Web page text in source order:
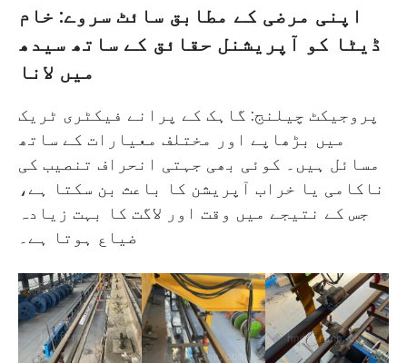
اپنی مرضی کے مطابق سائٹ سروے: خام
ڈیٹا کو آپریشنل حقائق کے ساتھ سیدھ
میں لانا
پروجیکٹ چیلنج: گاہک کے پرانے فیکٹری ٹریک
میں بڑھاپے اور مختلف معیارات کے ساتھ
مسائل ہیں۔ کوئی بھی جہتی انحراف تنصیب کی
ناکامی یا خراب آپریشن کا باعث بن سکتا ہے،
جس کے نتیجے میں وقت اور لاگت کا بہت زیادہ
ضیاع ہوتا ہے۔